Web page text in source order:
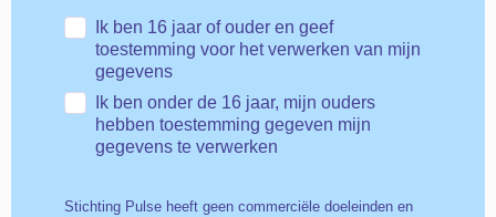
Ik ben 16 jaar of ouder en geef
toestemming voor het verwerken van mijn
gegevens
Ik ben onder de 16 jaar, mijn ouders
hebben toestemming gegeven mijn
gegevens te verwerken
Stichting Pulse heeft geen commerciële doeleinden en